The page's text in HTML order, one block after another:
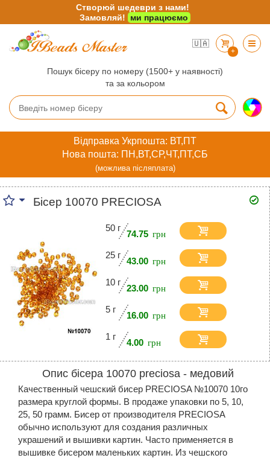
🇺🇦
+
Пошук бісеру по номеру (1500+ у наявності)
та за кольором
Відправка Укрпошта: ВТ,ПТ
Нова пошта: ПН,ВТ,СР,ЧТ,ПТ,СБ
(можлива післяплата)
Бісер 10070 PRECIOSA
50 г
74.75
25 г
43.00
10 г
23.00
5 г
16.00
1 г
4.00
Опис бісера 10070 preciosa - медовий
Качественный чешский бисер PRECIOSA №10070 10го
размера круглой формы. В продаже упаковки по 5, 10,
25, 50 грамм. Бисер от производителя PRECIOSA
обычно используют для создания различных
украшений и вышивки картин. Часто применяется в
вышивке бисером маленьких картин. Из чешского
Створюй шедеври з нами!
Замовляй!
ми працюємо